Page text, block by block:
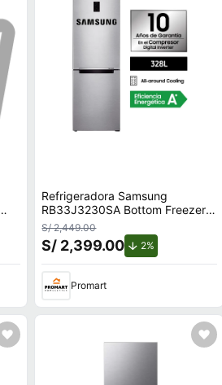
Refrigeradora Samsung
RB33J3230SA Bottom Freezer
Digital Inverter 328L Plata
S/ 2,449.00
S/ 2,399.00 2%
Promart